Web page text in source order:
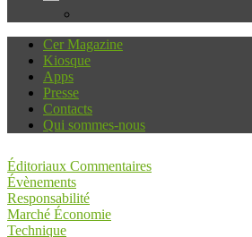
Cer Magazine
Kiosque
Apps
Presse
Contacts
Qui sommes-nous
Éditoriaux Commentaires
Évènements
Responsabilité
Marché Économie
Technique